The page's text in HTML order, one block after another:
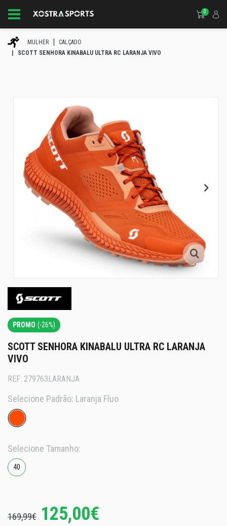
0
MULHER
CALÇADO
SCOTT SENHORA KINABALU ULTRA RC LARANJA VIVO
PROMO (-26%)
SCOTT SENHORA KINABALU ULTRA RC LARANJA
VIVO
REF: 279763LARANJA
Selecione Padrão: Laranja Fluo
Selecione Tamanho:
40
169,99€ 125,00€